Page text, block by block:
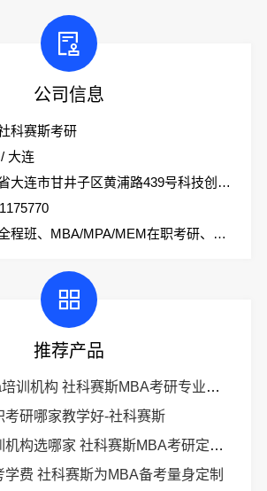
公司信息
科赛斯考研
大连
详细地址：辽宁省大连市甘井子区黄浦路439号科技创业大厦2楼社科赛斯考研
主营业务：考研全程班、MBA/MPA/MEM在职考研、会计专硕、考研集训营
推荐产品
机构 社科赛斯MBA考研专业辅导机构
考研哪家教学好-社科赛斯
选哪家 社科赛斯MBA考研定制专属学生方案
学费 社科赛斯为MBA备考量身定制